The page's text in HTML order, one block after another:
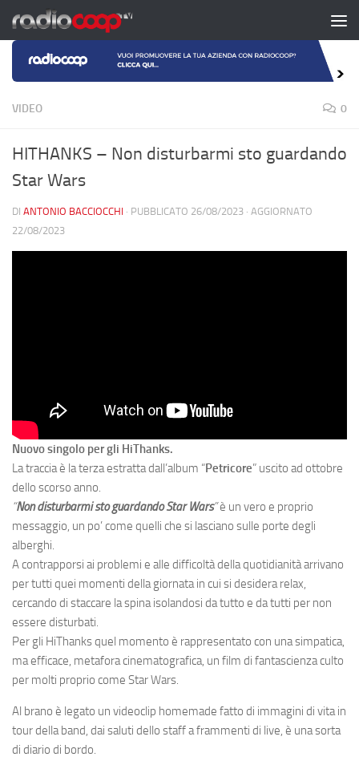
Salta al contenuto
VIDEO 0
HITHANKS – Non disturbarmi sto guardando
Star Wars
DI ANTONIO BACCIOCCHI · PUBBLICATO 26/08/2023 · AGGIORNATO
22/08/2023
Nuovo singolo per gli HiThanks.
La traccia è la terza estratta dall’album “Petricore” uscito ad ottobre
dello scorso anno.
“Non disturbarmi sto guardando Star Wars”è un vero e proprio
messaggio, un po’ come quelli che si lasciano sulle porte degli
alberghi.
A contrapporsi ai problemi e alle difficoltà della quotidianità arrivano
per tutti quei momenti della giornata in cui si desidera relax,
cercando di staccare la spina isolandosi da tutto e da tutti per non
essere disturbati.
Per gli HiThanks quel momento è rappresentato con una simpatica,
ma efficace, metafora cinematografica, un film di fantascienza culto
per molti proprio come Star Wars.
Al brano è legato un videoclip homemade fatto di immagini di vita in
tour della band, dai saluti dello staff a frammenti di live, è una sorta
di diario di bordo.